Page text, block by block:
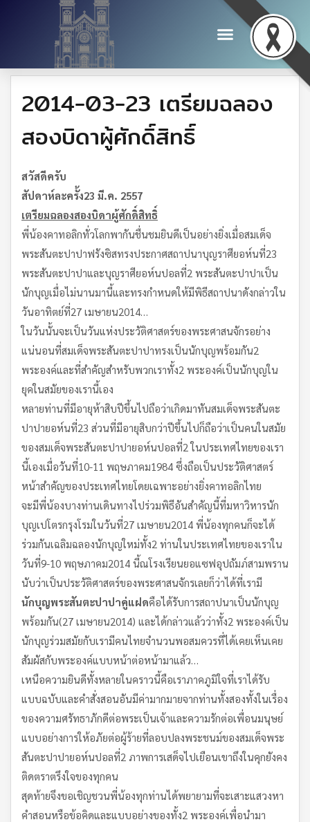
2014-03-23 เตรียมฉลอง
สองบิดาผู้ศักดิ์สิทธิ์
สวัสดีครับ
สัปดาห์ละครั้ง23 มี.ค. 2557
เตรียมฉลองสองบิดาผู้ศักดิ์สิทธิ์
พี่น้องคาทอลิกทั่วโลกพากันชื่นชมยินดีเป็นอย่างยิ่งเมื่อสมเด็จ
พระสันตะปาปาฟรังซิสทรงประกาศสถาปนาบุญราศียอห์นที่23
พระสันตะปาปาและบุญราศียอห์นปอลที่2 พระสันตะปาปาเป็น
นักบุญเมื่อไม่นานมานี้และทรงกำหนดให้มีพิธีสถาปนาดังกล่าวใน
วันอาทิตย์ที่27 เมษายน2014…
ในวันนั้นจะเป็นวันแห่งประวัติศาสตร์ของพระศาสนจักรอย่าง
แน่นอนที่สมเด็จพระสันตะปาปาทรงเป็นนักบุญพร้อมกัน2
พระองค์และที่สำคัญสำหรับพวกเราทั้ง2 พระองค์เป็นนักบุญใน
ยุคในสมัยของเรานี้เอง
หลายท่านที่มีอายุห้าสิบปีขึ้นไปถือว่าเกิดมาทันสมเด็จพระสันตะ
ปาปายอห์นที่23 ส่วนที่มีอายุสิบกว่าปีขึ้นไปก็ถือว่าเป็นคนในสมัย
ของสมเด็จพระสันตะปาปายอห์นปอลที่2 ในประเทศไทยของเรา
นี้เองเมื่อวันที่10-11 พฤษภาคม1984 ซึ่งถือเป็นประวัติศาสตร์
หน้าสำคัญของประเทศไทยโดยเฉพาะอย่างยิ่งคาทอลิกไทย
จะมีพี่น้องบางท่านเดินทางไปร่วมพิธีอันสำคัญนี้ที่มหาวิหารนัก
บุญเปโตรกรุงโรมในวันที่27 เมษายน2014 พี่น้องทุกคนก็จะได้
ร่วมกันเฉลิมฉลองนักบุญใหม่ทั้ง2 ท่านในประเทศไทยของเราใน
วันที่9-10 พฤษภาคม2014 นี้ณโรงเรียนยอแซฟอุปถัมภ์สามพราน
นับว่าเป็นประวัติศาสตร์ของพระศาสนจักรเลยก็ว่าได้ที่เรามี
นักบุญพระสันตะปาปาคู่แฝดคือได้รับการสถาปนาเป็นนักบุญ
พร้อมกัน(27 เมษายน2014) และได้กล่าวแล้วว่าทั้ง2 พระองค์เป็น
นักบุญร่วมสมัยกับเรามีคนไทยจำนวนพอสมควรที่ได้เคยเห็นเคย
สัมผัสกับพระองค์แบบหน้าต่อหน้ามาแล้ว…
เหนือความยินดีทั้งหลายในคราวนี้คือเราภาคภูมิใจที่เราได้รับ
แบบฉบับและคำสั่งสอนอันมีค่ามากมายจากท่านทั้งสองทั้งในเรื่อง
ของความศรัทธาภักดีต่อพระเป็นเจ้าและความรักต่อเพื่อนมนุษย์
แบบอย่างการให้อภัยต่อผู้ร้ายที่ลอบปลงพระชนม์ของสมเด็จพระ
สันตะปาปายอห์นปอลที่2 ภาพการเสด็จไปเยือนเขาถึงในคุกยังคง
ติดตราตรึงใจของทุกคน
สุดท้ายจึงขอเชิญชวนพี่น้องทุกท่านได้พยายามที่จะเสาะแสวงหา
คำสอนหรือข้อคิดและแบบอย่างของทั้ง2 พระองค์เพื่อนำมา